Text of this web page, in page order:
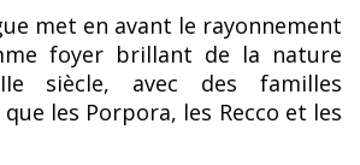
met en avant le rayonnement
foyer brillant de la nature
siècle, avec des familles
les Porpora, les Recco et les